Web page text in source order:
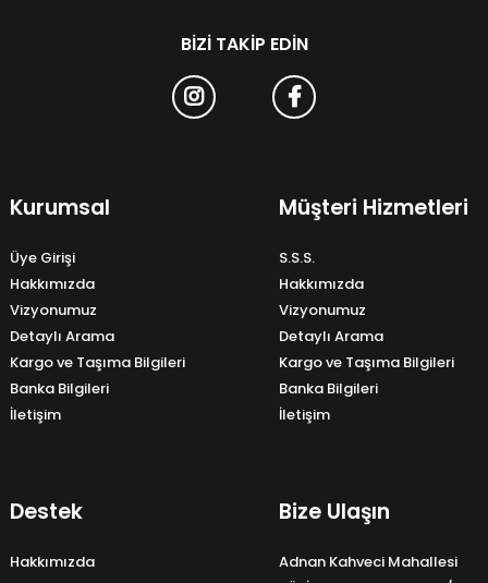
BIZI TAKIP EDIN
Kurumsal
Üye Girişi
Hakkımızda
Vizyonumuz
Detaylı Arama
Kargo ve Taşıma Bilgileri
Banka Bilgileri
İletişim
Müşteri Hizmetleri
S.S.S.
Hakkımızda
Vizyonumuz
Detaylı Arama
Kargo ve Taşıma Bilgileri
Banka Bilgileri
İletişim
Destek
Hakkımızda
Bize Ulaşın
Adnan Kahveci Mahallesi